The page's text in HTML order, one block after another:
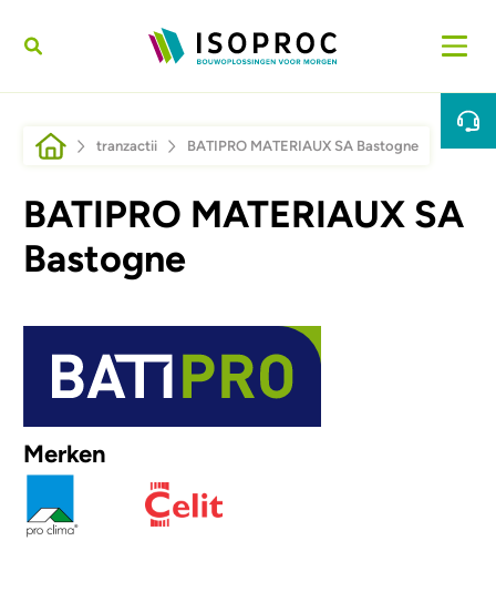
Breadcrumb
tranzactii BATIPRO MATERIAUX SA Bastogne
BATIPRO MATERIAUX SA
Bastogne
Merken